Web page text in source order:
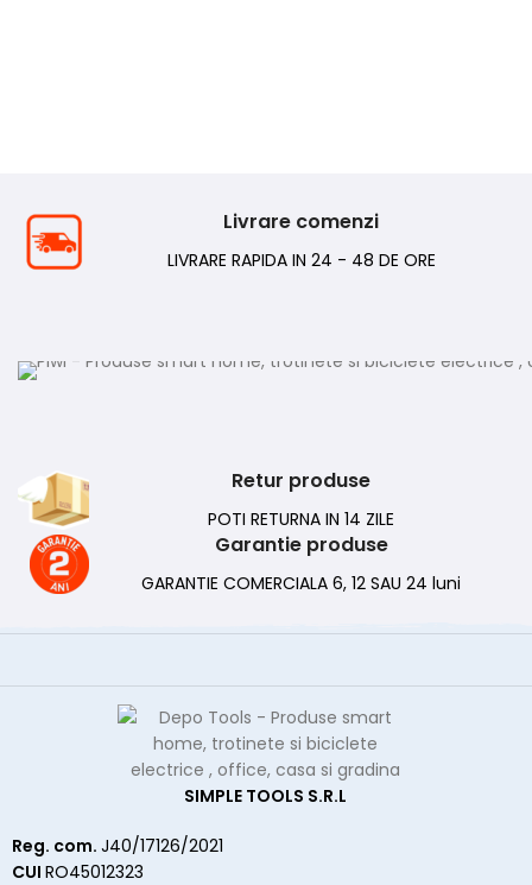
Livrare comenzi
LIVRARE RAPIDA IN 24 - 48 DE ORE
Retur produse
POTI RETURNA IN 14 ZILE
Garantie produse
GARANTIE COMERCIALA 6, 12 SAU 24 luni
SIMPLE TOOLS S.R.L
Reg. com. J40/17126/2021
CUI RO45012323